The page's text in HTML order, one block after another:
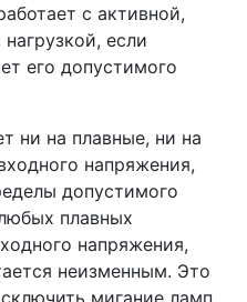
с активной,
если
его допустимого
ни на плавные, ни на
напряжения,
допустимого
плавных
напряжения,
неизменным. Это
мигание ламп